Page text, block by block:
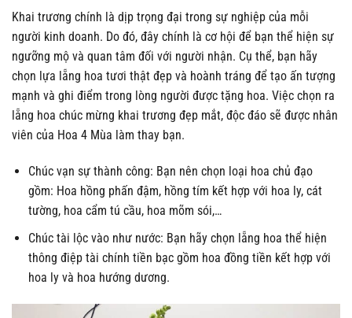
Khai trương chính là dịp trọng đại trong sự nghiệp của mỗi
người kinh doanh. Do đó, đây chính là cơ hội để bạn thể hiện sự
ngưỡng mộ và quan tâm đối với người nhận. Cụ thể, bạn hãy
chọn lựa lẵng hoa tươi thật đẹp và hoành tráng để tạo ấn tượng
mạnh và ghi điểm trong lòng người được tặng hoa. Việc chọn ra
lẵng hoa chúc mừng khai trương đẹp mắt, độc đáo sẽ được nhân
viên của Hoa 4 Mùa làm thay bạn.
Chúc vạn sự thành công: Bạn nên chọn loại hoa chủ đạo
gồm: Hoa hồng phấn đậm, hồng tím kết hợp với hoa ly, cát
tường, hoa cẩm tú cầu, hoa mõm sói,…
Chúc tài lộc vào như nước: Bạn hãy chọn lẵng hoa thể hiện
thông điệp tài chính tiền bạc gồm hoa đồng tiền kết hợp với
hoa ly và hoa hướng dương.